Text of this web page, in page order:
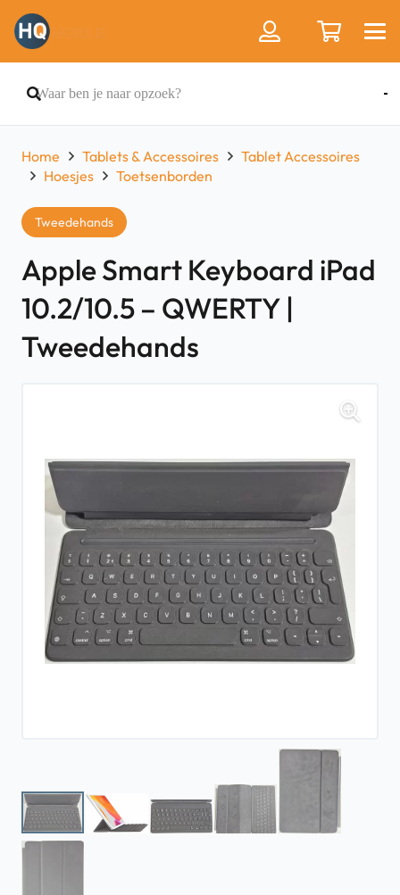
Home Tablets & Accessoires
Tablet Accessoires
Hoesjes
Toetsenborden
Tweedehands
Apple Smart Keyboard iPad
10.2/10.5 – QWERTY |
Tweedehands